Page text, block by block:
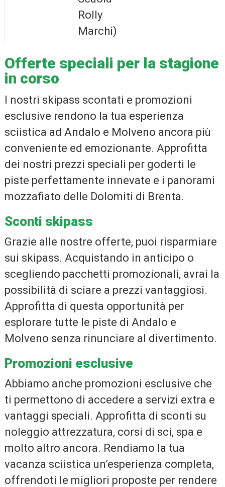
Rolly
Marchi)
Offerte speciali per la stagione
in corso
I nostri skipass scontati e promozioni
esclusive rendono la tua esperienza
sciistica ad Andalo e Molveno ancora più
conveniente ed emozionante. Approfitta
dei nostri prezzi speciali per goderti le
piste perfettamente innevate e i panorami
mozzafiato delle Dolomiti di Brenta.
Sconti skipass
Grazie alle nostre offerte, puoi risparmiare
sui skipass. Acquistando in anticipo o
scegliendo pacchetti promozionali, avrai la
possibilità di sciare a prezzi vantaggiosi.
Approfitta di questa opportunità per
esplorare tutte le piste di Andalo e
Molveno senza rinunciare al divertimento.
Promozioni esclusive
Abbiamo anche promozioni esclusive che
ti permettono di accedere a servizi extra e
vantaggi speciali. Approfitta di sconti su
noleggio attrezzatura, corsi di sci, spa e
molto altro ancora. Rendiamo la tua
vacanza sciistica un’esperienza completa,
offrendoti le migliori proposte per rendere